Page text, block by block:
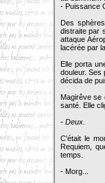
- Puissance
Des
distraite par
attaque
lacérée par
Elle porta
douleur. Ses
décida de
Magirêve se
santé. Elle
- Deux.
C'était le
Requiem,
temps.
- Morg...